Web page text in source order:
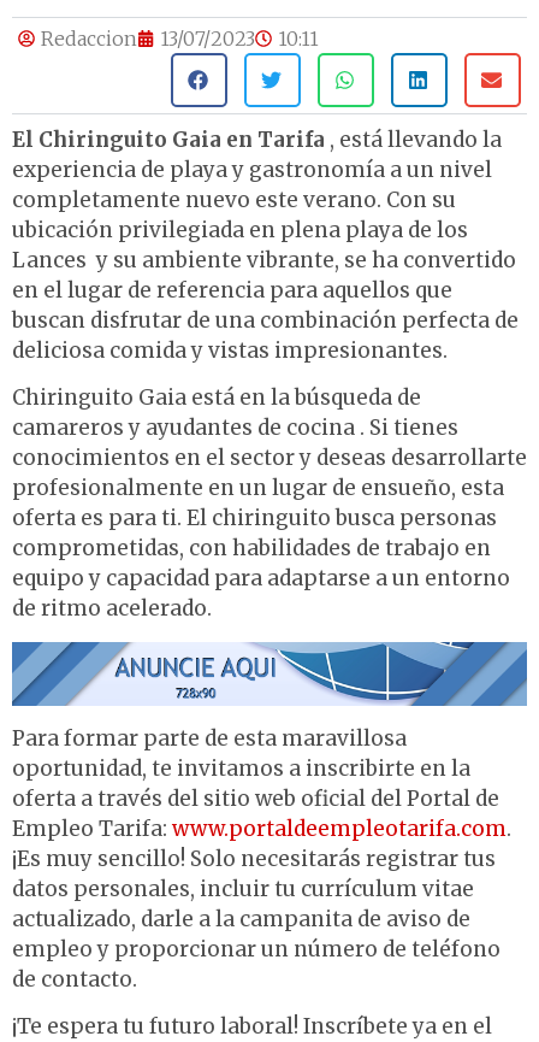
Redaccion 13/07/2023 10:11
El Chiringuito Gaia en Tarifa , está llevando la
experiencia de playa y gastronomía a un nivel
completamente nuevo este verano. Con su
ubicación privilegiada en plena playa de los
Lances y su ambiente vibrante, se ha convertido
en el lugar de referencia para aquellos que
buscan disfrutar de una combinación perfecta de
deliciosa comida y vistas impresionantes.
Chiringuito Gaia está en la búsqueda de
camareros y ayudantes de cocina . Si tienes
conocimientos en el sector y deseas desarrollarte
profesionalmente en un lugar de ensueño, esta
oferta es para ti. El chiringuito busca personas
comprometidas, con habilidades de trabajo en
equipo y capacidad para adaptarse a un entorno
de ritmo acelerado.
Para formar parte de esta maravillosa
oportunidad, te invitamos a inscribirte en la
oferta a través del sitio web oficial del Portal de
Empleo Tarifa: www.portaldeempleotarifa.com.
¡Es muy sencillo! Solo necesitarás registrar tus
datos personales, incluir tu currículum vitae
actualizado, darle a la campanita de aviso de
empleo y proporcionar un número de teléfono
de contacto.
¡Te espera tu futuro laboral! Inscríbete ya en el